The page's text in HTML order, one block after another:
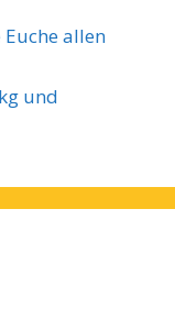
allen
und